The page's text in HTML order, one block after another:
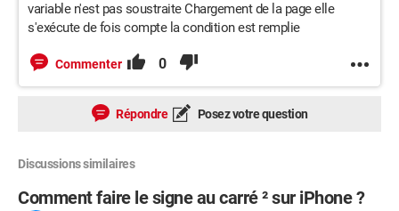
return `<a class="usernamelink"
target="_blank">${data.uniqueId}</a>`;
function isPendingStreak(data) {
}
// viewer stats
variable n'est pas soustraite Chargement de la page elle
s'exécute de fois compte la condition est remplie
Commenter 0
Répondre Posez votre question
Discussions similaires
Comment faire le signe au carré ² sur iPhone ?